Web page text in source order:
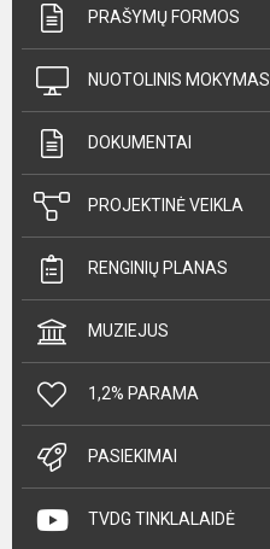
PRAŠYMŲ FORMOS
NUOTOLINIS MOKYMAS
DOKUMENTAI
PROJEKTINĖ VEIKLA
RENGINIŲ PLANAS
MUZIEJUS
1,2% PARAMA
PASIEKIMAI
TVDG TINKLALAIDĖ